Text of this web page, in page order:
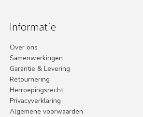
Informatie
Over ons
Samenwerkingen
Garantie & Levering
Retournering
Herroepingsrecht
Privacyverklaring
Algemene voorwaarden